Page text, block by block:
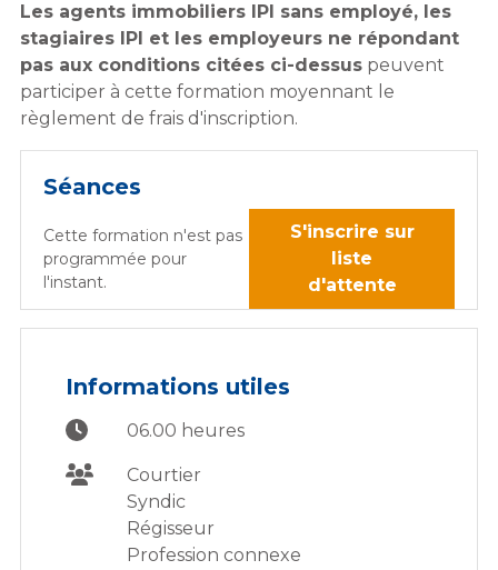
Les agents immobiliers IPI sans employé, les
stagiaires IPI et les employeurs ne répondant
pas aux conditions citées ci-dessus peuvent
participer à cette formation moyennant le
règlement de frais d'inscription.
Séances
Cette formation n'est pas
programmée pour
l'instant.
S'inscrire sur
liste
d'attente
Informations utiles
06.00 heures
Courtier
Syndic
Régisseur
Profession connexe